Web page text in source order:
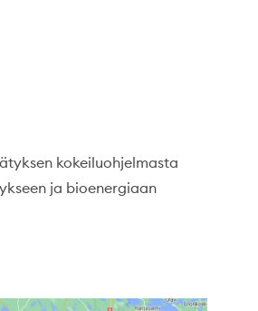
kokeiluohjelmasta
ja bioenergiaan